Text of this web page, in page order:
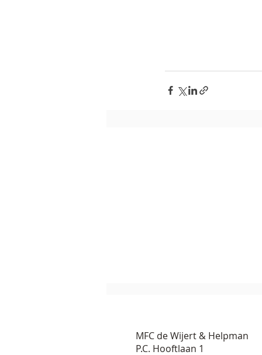
MFC de Wijert & Helpman
P.C. Hooftlaan 1